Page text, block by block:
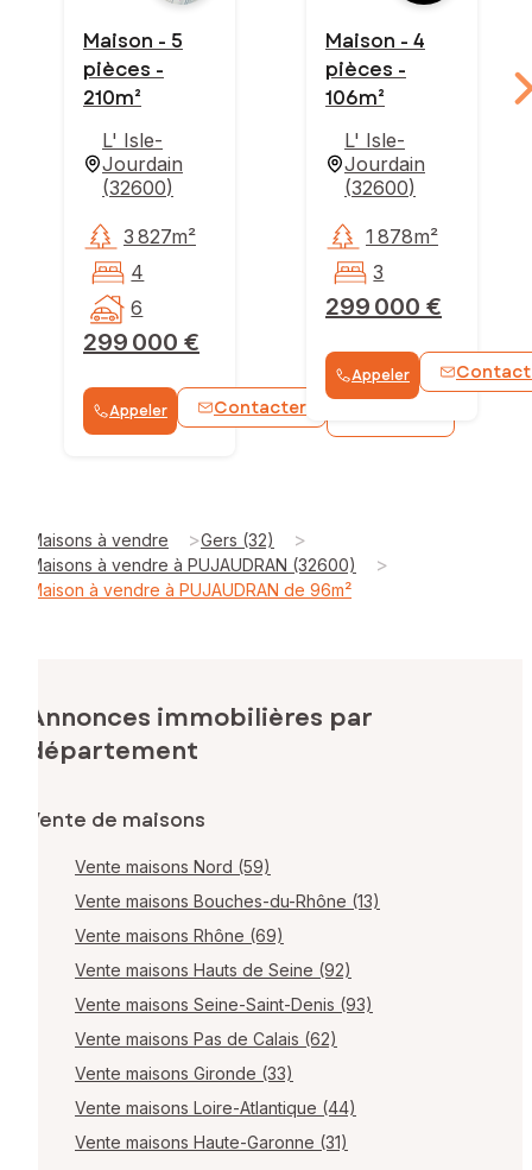
Maison - 5
pièces -
210m²
L' Isle-
Jourdain
(32600)
299 000 €
3 827m²
4
6
Appeler Contacter
Maison - 4
pièces -
106m²
L' Isle-
Jourdain
(32600)
299 000 €
1 878m²
3
Appeler
Maisons à vendre >Gers (32) >
Maisons à vendre à PUJAUDRAN (32600) >
Maison à vendre à PUJAUDRAN de 96m²
Annonces immobilières par
département
Vente de maisons
Vente maisons Nord (59)
Vente maisons Bouches-du-Rhône (13)
Vente maisons Rhône (69)
Vente maisons Hauts de Seine (92)
Vente maisons Seine-Saint-Denis (93)
Vente maisons Pas de Calais (62)
Vente maisons Gironde (33)
Vente maisons Loire-Atlantique (44)
Vente maisons Haute-Garonne (31)